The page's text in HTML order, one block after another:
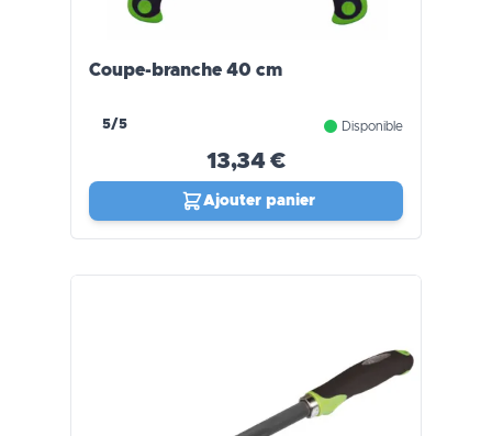
Coupe-branche 40 cm
5/5 Disponible
13,34 €
Ajouter panier